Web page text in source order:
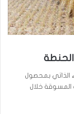
الذاتي بمحصول
المسوقة خلال